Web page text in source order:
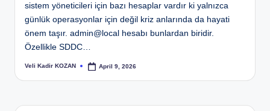
sistem yöneticileri için bazı hesaplar vardır ki yalnızca
günlük operasyonlar için değil kriz anlarında da hayati
önem taşır. admin@local hesabı bunlardan biridir.
Özellikle SDDC…
Posted
Veli Kadir KOZAN April 9, 2026